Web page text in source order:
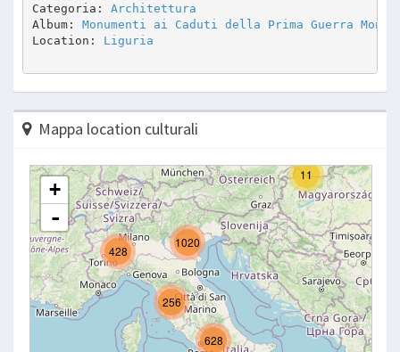
Categoria: Architettura
Album: Monumenti ai Caduti della Prima Guerra
Location: Liguria
Mappa location culturali